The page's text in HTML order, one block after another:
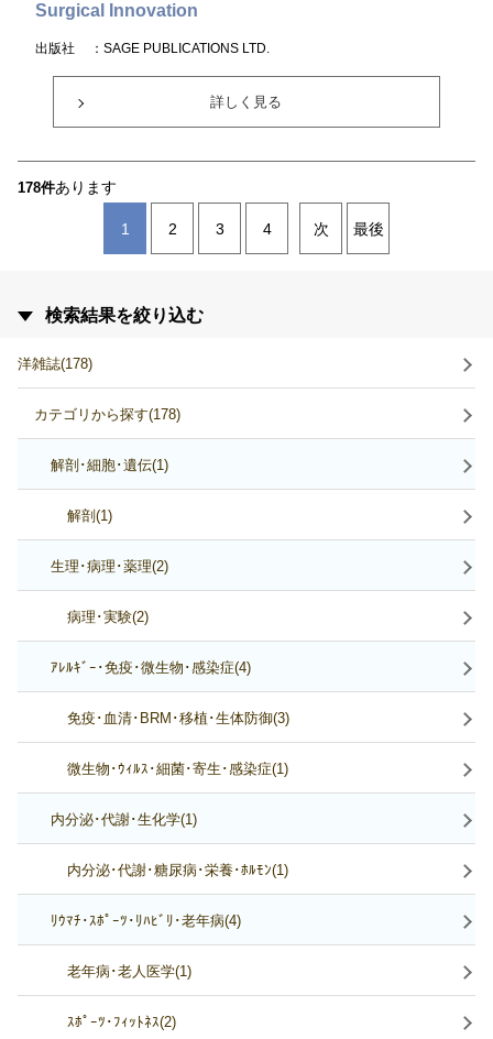
Surgical Innovation
出版社 ：SAGE PUBLICATIONS LTD.
詳しく見る
178件あります
1 2 3 4 次 最後
検索結果を絞り込む
洋雑誌(178)
カテゴリから探す(178)
解剖･細胞･遺伝(1)
解剖(1)
生理･病理･薬理(2)
病理･実験(2)
ｱﾚﾙｷﾞｰ･免疫･微生物･感染症(4)
免疫･血清･BRM･移植･生体防御(3)
微生物･ｳｨﾙｽ･細菌･寄生･感染症(1)
内分泌･代謝･生化学(1)
内分泌･代謝･糖尿病･栄養･ﾎﾙﾓﾝ(1)
ﾘｳﾏﾁ･ｽﾎﾟｰﾂ･ﾘﾊﾋﾞﾘ･老年病(4)
老年病･老人医学(1)
ｽﾎﾟｰﾂ･ﾌｨｯﾄﾈｽ(2)